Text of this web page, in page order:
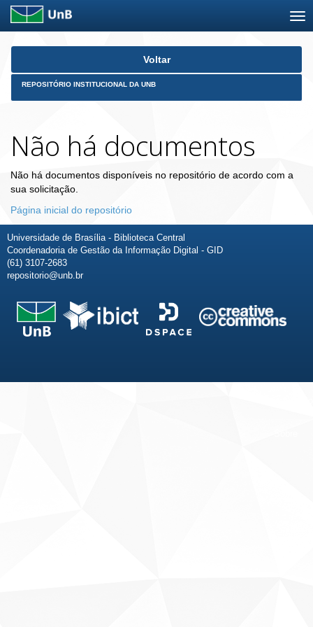
Skip
Voltar
REPOSITÓRIO INSTITUCIONAL DA UNB
Não há documentos
Não há documentos disponíveis no repositório de acordo com a
sua solicitação.
Página inicial do repositório
Universidade de Brasília - Biblioteca Central
Coordenadoria de Gestão da Informação Digital - GID
(61) 3107-2683
repositorio@unb.br